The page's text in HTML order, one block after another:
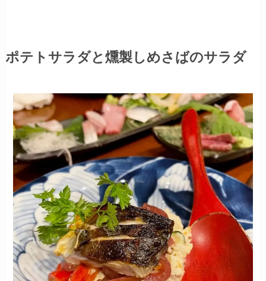
ポテトサラダと燻製しめさばのサラダ